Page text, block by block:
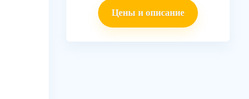
Цены и описание